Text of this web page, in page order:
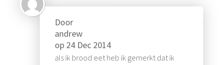
Door
andrew
op 24 Dec 2014
als ik brood eet heb ik gemerkt dat ik